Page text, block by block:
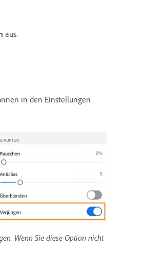
aus.
in den Einstellungen
Wenn Sie diese Option nicht